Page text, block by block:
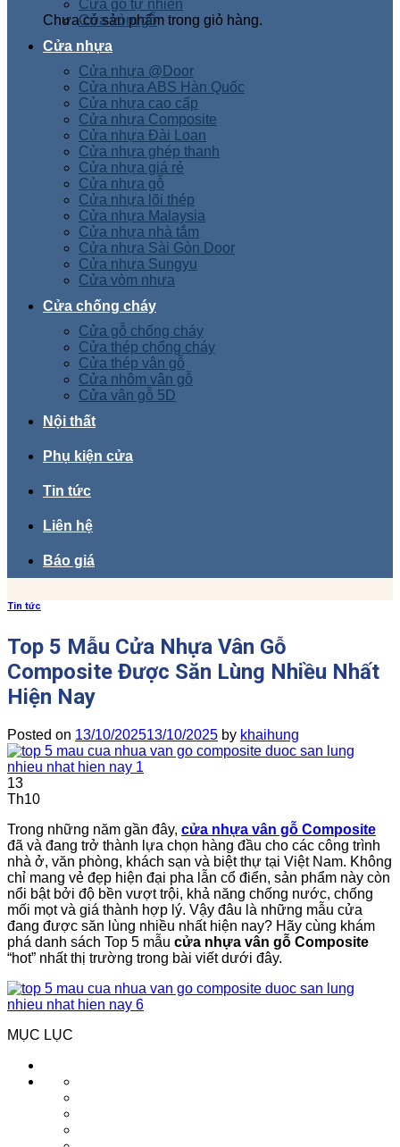
Chưa có sản phẩm trong giỏ hàng.
Cửa gỗ tự nhiên
Cửa vòm gỗ
Cửa nhựa
Cửa nhựa @Door
Cửa nhựa ABS Hàn Quốc
Cửa nhựa cao cấp
Cửa nhựa Composite
Cửa nhựa Đài Loan
Cửa nhựa ghép thanh
Cửa nhựa giá rẻ
Cửa nhựa gỗ
Cửa nhựa lõi thép
Cửa nhựa Malaysia
Cửa nhựa nhà tắm
Cửa nhựa Sài Gòn Door
Cửa nhựa Sungyu
Cửa vòm nhựa
Cửa chống cháy
Cửa gỗ chống cháy
Cửa thép chống cháy
Cửa thép vân gỗ
Cửa nhôm vân gỗ
Cửa vân gỗ 5D
Nội thất
Phụ kiện cửa
Tin tức
Liên hệ
Báo giá
Tin tức
Top 5 Mẫu Cửa Nhựa Vân Gỗ
Composite Được Săn Lùng Nhiều Nhất
Hiện Nay
Posted on 13/10/202513/10/2025 by khaihung
13
Th10
Trong những năm gần đây, cửa nhựa vân gỗ Composite
đã và đang trở thành lựa chọn hàng đầu cho các công trình
nhà ở, văn phòng, khách sạn và biệt thự tại Việt Nam. Không
chỉ mang vẻ đẹp hiện đại pha lẫn cổ điển, sản phẩm này còn
nổi bật bởi độ bền vượt trội, khả năng chống nước, chống
mối mọt và giá thành hợp lý. Vậy đâu là những mẫu cửa
đang được săn lùng nhiều nhất hiện nay? Hãy cùng khám
phá danh sách Top 5 mẫu cửa nhựa vân gỗ Composite
“hot” nhất thị trường trong bài viết dưới đây.
MỤC LỤC